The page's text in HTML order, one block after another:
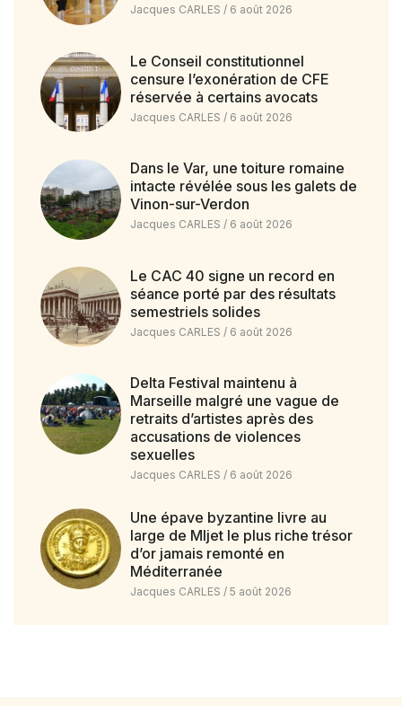
Jacques CARLES 6 août 2026
Le Conseil constitutionnel
censure l’exonération de CFE
réservée à certains avocats
Jacques CARLES 6 août 2026
Dans le Var, une toiture romaine
intacte révélée sous les galets de
Vinon-sur-Verdon
Jacques CARLES 6 août 2026
Le CAC 40 signe un record en
séance porté par des résultats
semestriels solides
Jacques CARLES 6 août 2026
Delta Festival maintenu à
Marseille malgré une vague de
retraits d’artistes après des
accusations de violences
sexuelles
Jacques CARLES 6 août 2026
Une épave byzantine livre au
large de Mljet le plus riche trésor
d’or jamais remonté en
Méditerranée
Jacques CARLES 5 août 2026